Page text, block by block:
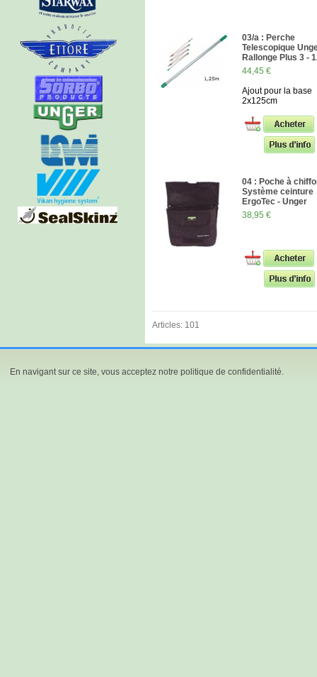
03/a : Perche
Telescopique
Rallonge Plus 3 -
44,45 €
Ajout pour la base
2x125cm
04 : Poche à
Système ceinture
ErgoTec - Unger
38,95 €
Articles: 101
En navigant sur ce site, vous acceptez notre politique de confidentialité.